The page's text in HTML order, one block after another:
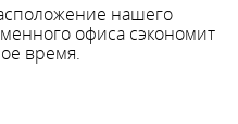
нашего
офиса сэкономит
время.